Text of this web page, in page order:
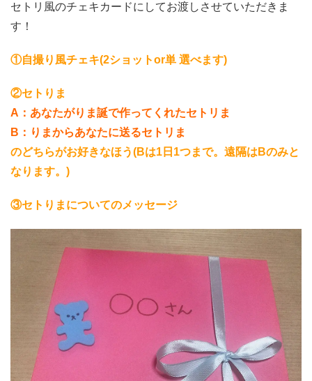
セトリ風のチェキカードにしてお渡しさせていただきま
す！
①自撮り風チェキ(2ショットor単 選べます)
②セトりま
A：あなたがりま誕で作ってくれたセトリま
B：りまからあなたに送るセトリま
のどちらがお好きなほう(Bは1日1つまで。遠隔はBのみと
なります。)
③セトりまについてのメッセージ